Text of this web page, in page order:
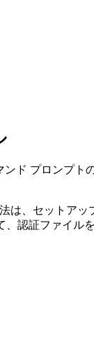
ド プロンプト
は、セットア
、認証ファイ